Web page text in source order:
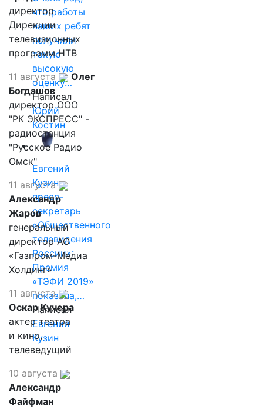
что работы
наших ребят
получили
такую
высокую
оценку…
Написал
Юрий
Костин
Евгений
Кузин,
пресс-
секретарь
«Общественного
телевидения
России»:
Премия
«ТЭФИ 2019»
показала,…
Написал
Евгений
Кузин
директор
Дирекции
телевизионных
программ НТВ
11 августа
Олег
Богдашов
директор ООО
"РК ЭКСПРЕСС" -
радиостанция
"Русское Радио
Омск"
11 августа
Александр
Жаров
генеральный
директор АО
«Газпром-Медиа
Холдинг»
11 августа
Оскар Кучера
актер театра
и кино,
телеведущий
10 августа
Александр
Файфман